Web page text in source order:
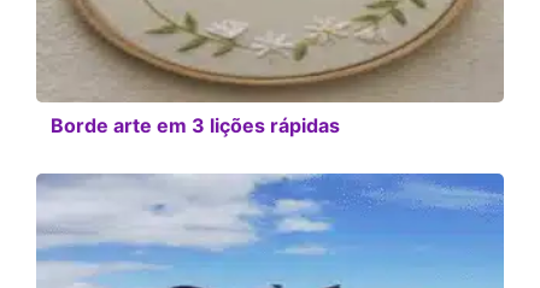
Borde arte em 3 lições rápidas